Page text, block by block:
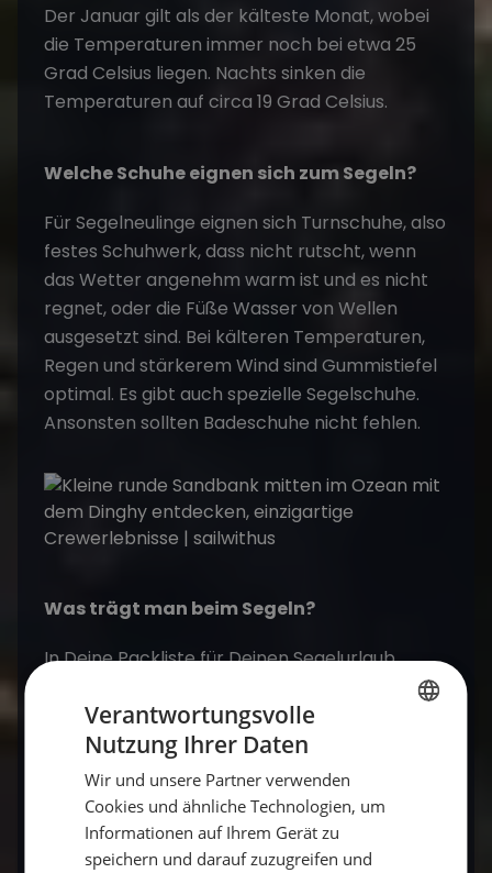
Der Januar gilt als der kälteste Monat, wobei
die Temperaturen immer noch bei etwa 25
Grad Celsius liegen. Nachts sinken die
Temperaturen auf circa 19 Grad Celsius.
Welche Schuhe eignen sich zum Segeln?
Für Segelneulinge eignen sich Turnschuhe, also
festes Schuhwerk, dass nicht rutscht, wenn
das Wetter angenehm warm ist und es nicht
regnet, oder die Füße Wasser von Wellen
ausgesetzt sind. Bei kälteren Temperaturen,
Regen und stärkerem Wind sind Gummistiefel
optimal. Es gibt auch spezielle Segelschuhe.
Ansonsten sollten Badeschuhe nicht fehlen.
Was trägt man beim Segeln?
In Deine Packliste für Deinen Segelurlaub
sollten auf jeden Fall Deine Reisedokumente,
EC-Karte, Auslandskrankenversicherung
gehören. Neben festem Schuhwerk an Bord
und seeigel-sicheren Wasserschuhen, einer
Windjacke, weiteren Kleidungsstücken, wie
etwa einen warmen Pulli für Abends, gehören
auch persönliche Hygieneartikel, eine kleine
Verantwortungsvolle
Nutzung Ihrer Daten
Wir und unsere Partner verwenden
Cookies und ähnliche Technologien, um
Informationen auf Ihrem Gerät zu
speichern und darauf zuzugreifen und